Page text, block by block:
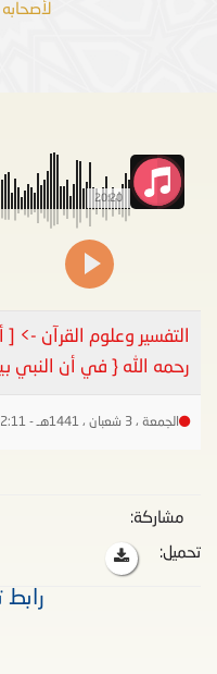
20:20
التفسير وعلوم القرآن -
رحمه الله { في أن النبي
الجمعة ، 3 شعبان ، 1441هـ - 2:11 م
مشاركة:
تحميل:
رابط